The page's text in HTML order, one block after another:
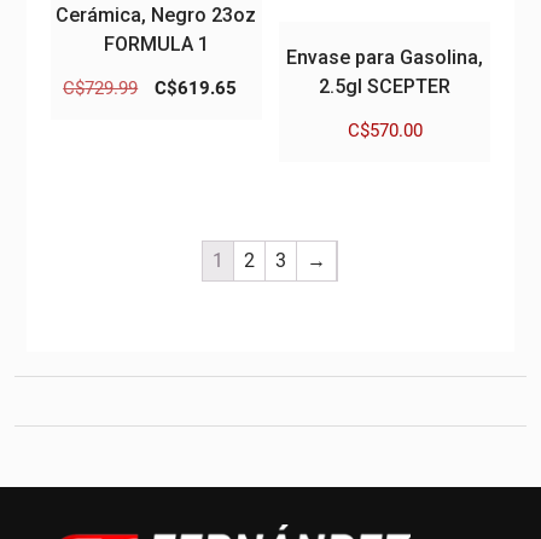
Cerámica, Negro 23oz
FORMULA 1
C$729.99
ElC$619.65
Envase para Gasolina,
2.5gl SCEPTER
C$570.00
1 2 3 →